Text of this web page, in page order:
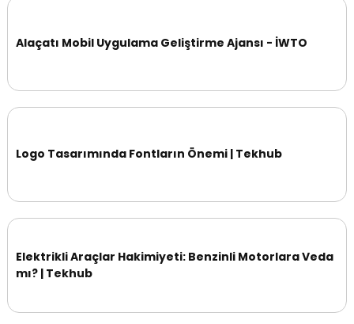
Alaçatı Mobil Uygulama Geliştirme Ajansı - İWTO
Logo Tasarımında Fontların Önemi | Tekhub
Elektrikli Araçlar Hakimiyeti: Benzinli Motorlara Veda
mı? | Tekhub